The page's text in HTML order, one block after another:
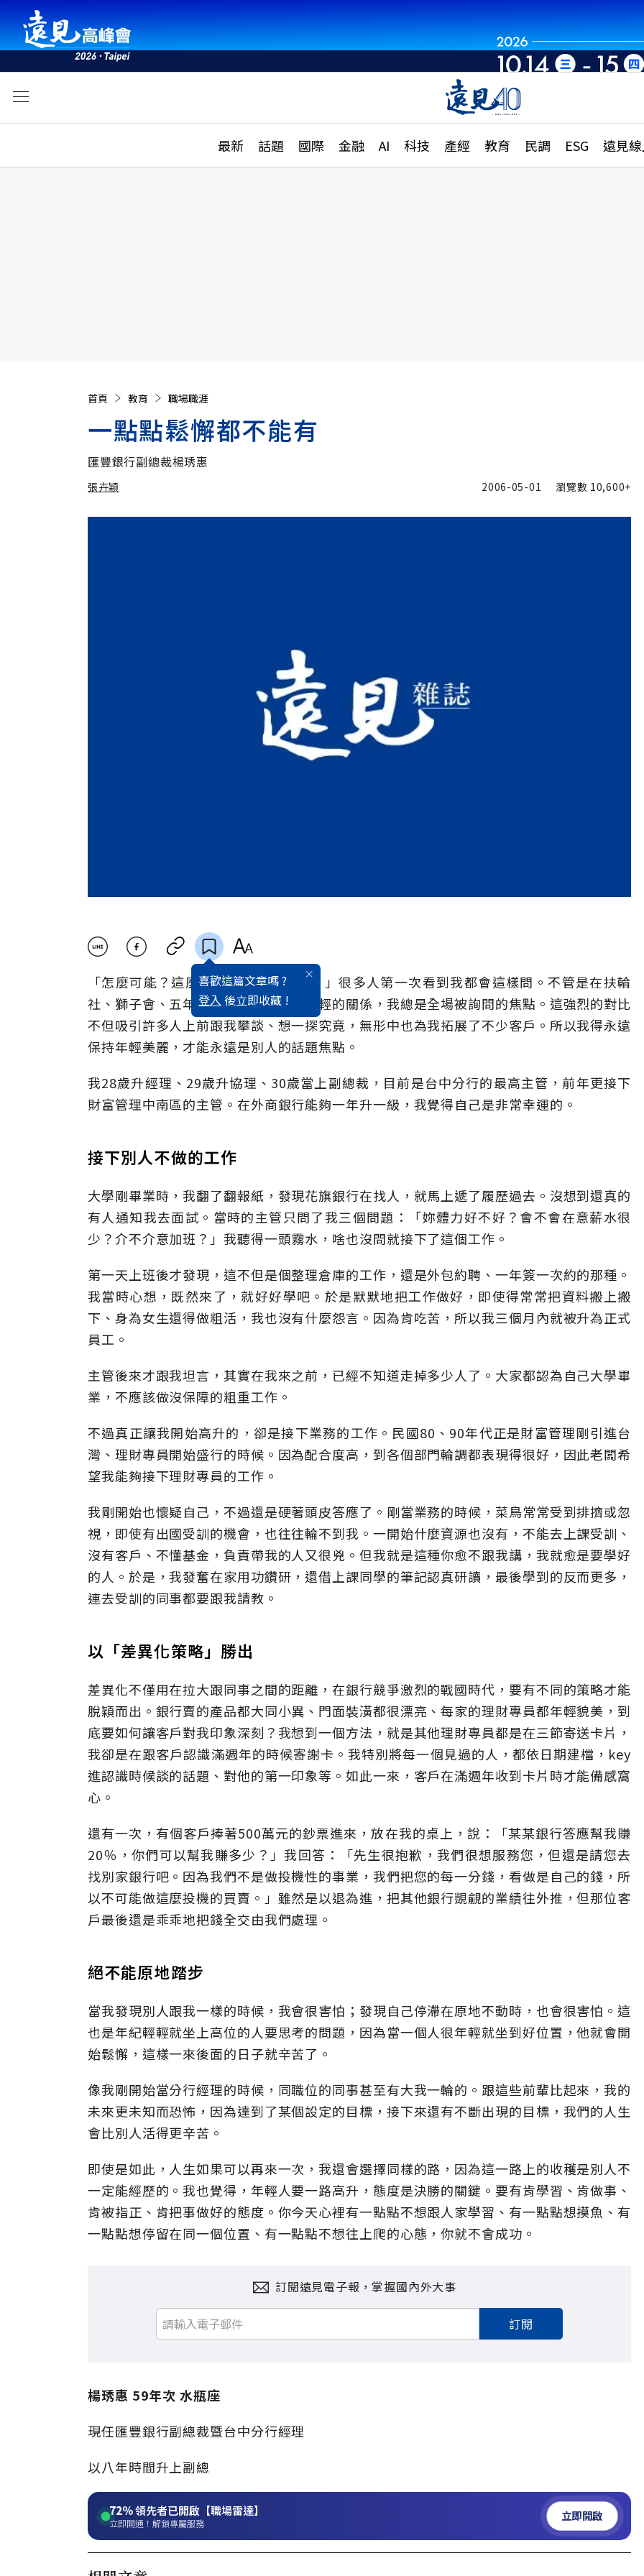
最新 話題 國際 金融 AI 科技 產經 教育 民調 ESG 遠見
活動
話題
國際
特輯
大學升學、職涯攻略
縣市施政調查全解析
首頁 教育 職場職涯
一點點鬆懈都不能有
匯豐銀行副總裁楊琇惠
張卉穎 2006-05-01 瀏覽數 10,600+
喜歡這篇文章嗎 ?
登入 後立即收藏 !
「怎麼可能？這麼年輕怎麼會是副總？」很多人第一次看到我都會這樣問。不管是在扶輪
社、獅子會、五年級俱樂部，因為太年輕的關係，我總是全場被詢問的焦點。這強烈的對比
不但吸引許多人上前跟我攀談、想一探究竟，無形中也為我拓展了不少客戶。所以我得永遠
保持年輕美麗，才能永遠是別人的話題焦點。
我28歲升經理、29歲升協理、30歲當上副總裁，目前是台中分行的最高主管，前年更接下
財富管理中南區的主管。在外商銀行能夠一年升一級，我覺得自己是非常幸運的。
接下別人不做的工作
大學剛畢業時，我翻了翻報紙，發現花旗銀行在找人，就馬上遞了履歷過去。沒想到還真的
有人通知我去面試。當時的主管只問了我三個問題：「妳體力好不好？會不會在意薪水很
少？介不介意加班？」我聽得一頭霧水，啥也沒問就接下了這個工作。
第一天上班後才發現，這不但是個整理倉庫的工作，還是外包約聘、一年簽一次約的那種。
我當時心想，既然來了，就好好學吧。於是默默地把工作做好，即使得常常把資料搬上搬
下、身為女生還得做粗活，我也沒有什麼怨言。因為肯吃苦，所以我三個月內就被升為正式
員工。
主管後來才跟我坦言，其實在我來之前，已經不知道走掉多少人了。大家都認為自己大學畢
業，不應該做沒保障的粗重工作。
不過真正讓我開始高升的，卻是接下業務的工作。民國80、90年代正是財富管理剛引進台
灣、理財專員開始盛行的時候。因為配合度高，到各個部門輪調都表現得很好，因此老闆希
望我能夠接下理財專員的工作。
我剛開始也懷疑自己，不過還是硬著頭皮答應了。剛當業務的時候，菜鳥常常受到排擠或忽
視，即使有出國受訓的機會，也往往輪不到我。一開始什麼資源也沒有，不能去上課受訓、
沒有客戶、不懂基金，負責帶我的人又很兇。但我就是這種你愈不跟我講，我就愈是要學好
的人。於是，我發奮在家用功鑽研，還借上課同學的筆記認真研讀，最後學到的反而更多，
連去受訓的同事都要跟我請教。
以「差異化策略」勝出
差異化不僅用在拉大跟同事之間的距離，在銀行競爭激烈的戰國時代，要有不同的策略才能
脫穎而出。銀行賣的產品都大同小異、門面裝潢都很漂亮、每家的理財專員都年輕貌美，到
底要如何讓客戶對我印象深刻？我想到一個方法，就是其他理財專員都是在三節寄送卡片，
我卻是在跟客戶認識滿週年的時候寄謝卡。我特別將每一個見過的人，都依日期建檔，key
進認識時候談的話題、對他的第一印象等。如此一來，客戶在滿週年收到卡片時才能備感窩
心。
還有一次，有個客戶捧著500萬元的鈔票進來，放在我的桌上，說：「某某銀行答應幫我賺
20％，你們可以幫我賺多少？」我回答：「先生很抱歉，我們很想服務您，但還是請您去
找別家銀行吧。因為我們不是做投機性的事業，我們把您的每一分錢，看做是自己的錢，所
以不可能做這麼投機的買賣。」雖然是以退為進，把其他銀行覬覦的業績往外推，但那位客
戶最後還是乖乖地把錢全交由我們處理。
絕不能原地踏步
當我發現別人跟我一樣的時候，我會很害怕；發現自己停滯在原地不動時，也會很害怕。這
也是年紀輕輕就坐上高位的人要思考的問題，因為當一個人很年輕就坐到好位置，他就會開
始鬆懈，這樣一來後面的日子就辛苦了。
像我剛開始當分行經理的時候，同職位的同事甚至有大我一輪的。跟這些前輩比起來，我的
未來更未知而恐怖，因為達到了某個設定的目標，接下來還有不斷出現的目標，我們的人生
會比別人活得更辛苦。
即使是如此，人生如果可以再來一次，我還會選擇同樣的路，因為這一路上的收穫是別人不
一定能經歷的。我也覺得，年輕人要一路高升，態度是決勝的關鍵。要有肯學習、肯做事、
肯被指正、肯把事做好的態度。你今天心裡有一點點不想跟人家學習、有一點點想摸魚、有
一點點想停留在同一個位置、有一點點不想往上爬的心態，你就不會成功。
訂閱遠見電子報，掌握國內外大事
訂閱
楊琇惠 59年次 水瓶座
現任匯豐銀行副總裁暨台中分行經理
以八年時間升上副總
72%領先者已開啟【職場雷達】
立即開通！解鎖專屬服務
立即開啟